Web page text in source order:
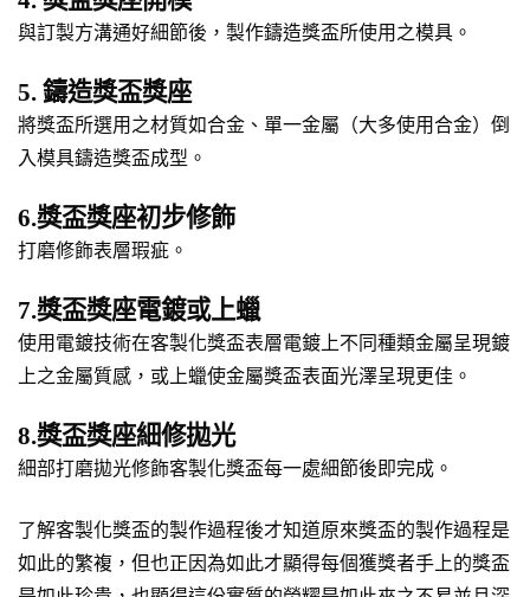
與訂製方溝通好細節後，製作鑄造獎盃所使用之模具。
5. 鑄造獎盃獎座
將獎盃所選用之材質如合金、單一金屬（大多使用合金）倒
入模具鑄造獎盃成型。
6.獎盃獎座初步修飾
打磨修飾表層瑕疵。
7.獎盃獎座電鍍或上蠟
使用電鍍技術在客製化獎盃表層電鍍上不同種類金屬呈現鍍
上之金屬質感，或上蠟使金屬獎盃表面光澤呈現更佳。
8.獎盃獎座細修拋光
細部打磨拋光修飾客製化獎盃每一處細節後即完成。
了解客製化獎盃的製作過程後才知道原來獎盃的製作過程是
如此的繁複，但也正因為如此才顯得每個獲獎者手上的獎盃